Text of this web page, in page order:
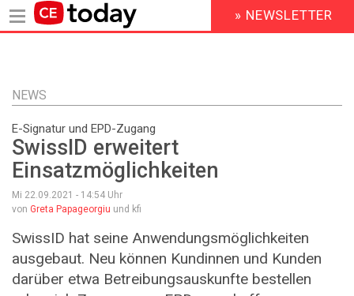
Inhalt
HEADER
MENU
» NEWSLETTER
NEWS
E-Signatur und EPD-Zugang
SwissID erweitert
Einsatzmöglichkeiten
Mi 22.09.2021 - 14:54 Uhr
von Greta Papageorgiu und kfi
SwissID hat seine Anwendungsmöglichkeiten
ausgebaut. Neu können Kundinnen und Kunden
darüber etwa Betreibungsauskunfte bestellen